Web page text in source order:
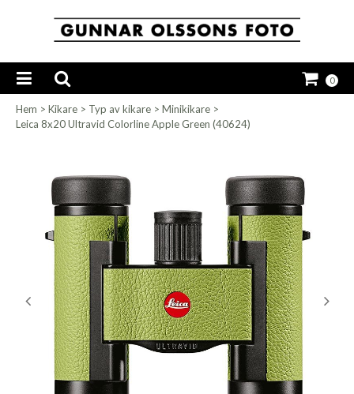
0
Hem > Kikare > Typ av kikare > Minikikare >
Leica 8x20 Ultravid Colorline Apple Green (40624)